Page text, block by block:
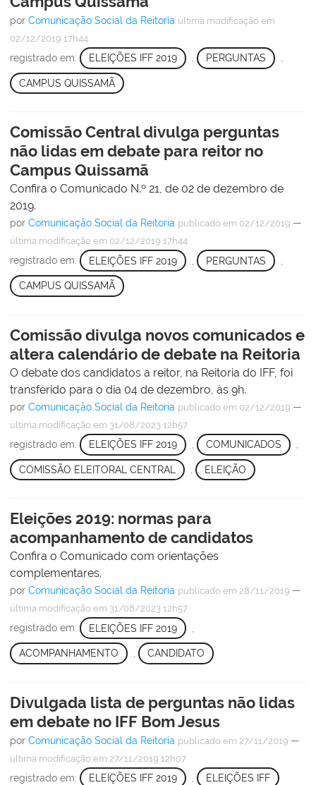
por Comunicação Social da Reitoria última modificação em
02/12/2019 17h44
registrado em: ELEIÇÕES IFF 2019 , PERGUNTAS ,
CAMPUS QUISSAMÃ
Comissão Central divulga perguntas
não lidas em debate para reitor no
Campus Quissamã
Confira o Comunicado N.º 21, de 02 de dezembro de
2019.
por Comunicação Social da Reitoria publicado em 02/12/2019 —
última modificação em 02/12/2019 17h44
registrado em: ELEIÇÕES IFF 2019 PERGUNTAS
CAMPUS QUISSAMÃ
Comissão divulga novos comunicados e
altera calendário de debate na Reitoria
O debate dos candidatos a reitor, na Reitoria do IFF, foi
transferido para o dia 04 de dezembro, às 9h.
por Comunicação Social da Reitoria publicado em 02/12/2019 —
última modificação em 31/08/2023 12h57
registrado em: ELEIÇÕES IFF 2019 COMUNICADOS
COMISSÃO ELEITORAL CENTRAL ELEIÇÃO
Eleições 2019: normas para
acompanhamento de candidatos
Confira o Comunicado com orientações
complementares.
por Comunicação Social da Reitoria publicado em 28/11/2019 —
última modificação em 31/08/2023 12h57
registrado em: ELEIÇÕES IFF 2019
ACOMPANHAMENTO , CANDIDATO
Divulgada lista de perguntas não lidas
em debate no IFF Bom Jesus
por Comunicação Social da Reitoria publicado em 27/11/2019 —
última modificação em 27/11/2019 12h07
registrado em: ELEIÇÕES IFF 2019 ELEIÇÕES IFF